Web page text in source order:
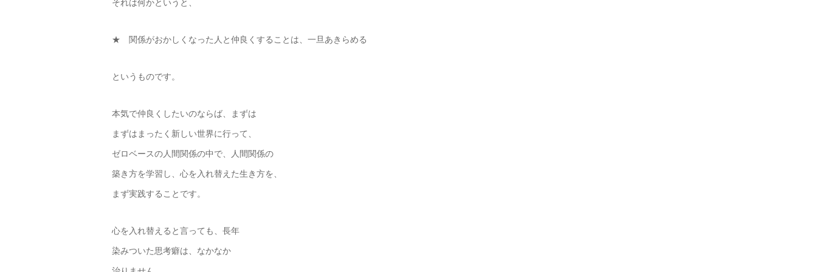
★ 関係がおかしくなった人と仲良くすることは、一旦あきらめる
というものです。
本気で仲良くしたいのならば、まずは
まずはまったく新しい世界に行って、
ゼロベースの人間関係の中で、人間関係の
築き方を学習し、心を入れ替えた生き方を、
まず実践することです。
心を入れ替えると言っても、長年
染みついた思考癖は、なかなか